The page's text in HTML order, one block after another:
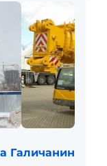
Галичанин